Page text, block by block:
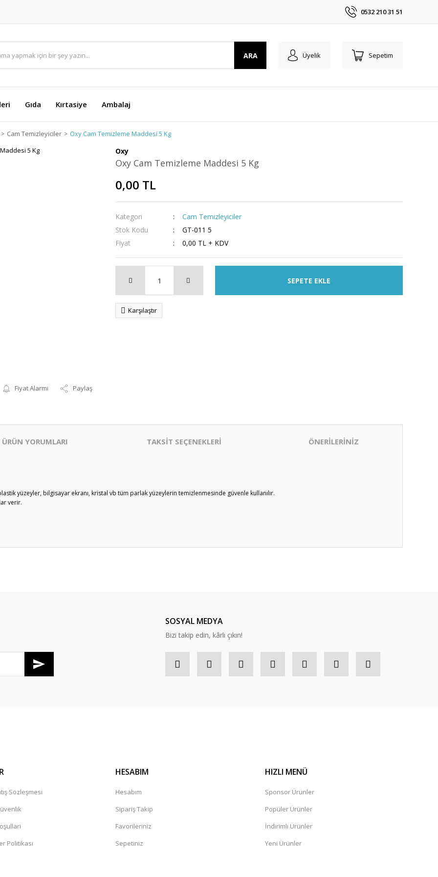
0532 210 31 51
ARA Üyelik Sepetim
Gıda Kırtasiye Ambalaj
Cam Temizleyiciler Oxy Cam Temizleme Maddesi 5 Kg
Fiyat Alarmı Paylaş
Oxy
Oxy Cam Temizleme Maddesi 5 Kg
0,00 TL
Kategori
Cam Temizleyiciler
Stok Kodu
GT-011 5
Fiyat
0,00 TL + KDV
SEPETE EKLE
Karşılaştır
ÜRÜN YORUMLARI TAKSİT SEÇENEKLERİ ÖNERİLERİNİZ
yüzeyler, bilgisayar ekranı, kristal vb tüm parlak yüzeylerin temizlenmesinde güvenle kullanılır.
verir.
SOSYAL MEDYA
Bizi takip edin, kârlı çıkın!
Sözleşmesi
Politikası
HESABIM
Hesabım
Sipariş Takip
Favorileriniz
Sepetiniz
HIZLI MENÜ
Sponsor Ürünler
Popüler Ürünler
İndirimli Ürünler
Yeni Ürünler